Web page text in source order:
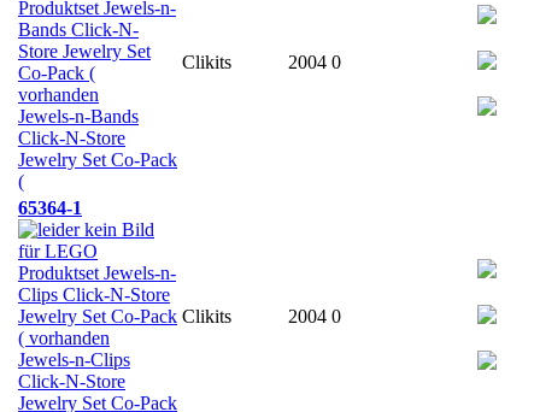
Jewels-n-Bands
Click-N-Store
Jewelry Set Co-Pack
(
Clikits 2004 0
65364-1
Jewels-n-Clips
Click-N-Store
Jewelry Set Co-Pack
Clikits 2004 0